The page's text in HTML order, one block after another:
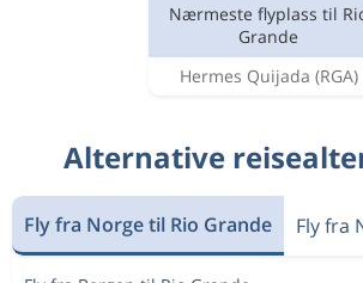
Nærmeste flyplass til
Grande
Hermes Quijada (RGA)
Alternative
Fly fra Norge til Rio Grande Fly fra